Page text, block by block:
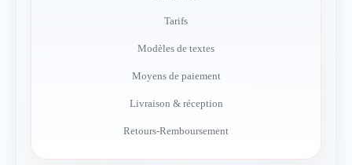
Tarifs
Modèles de textes
Moyens de paiement
Livraison & réception
Retours-Remboursement